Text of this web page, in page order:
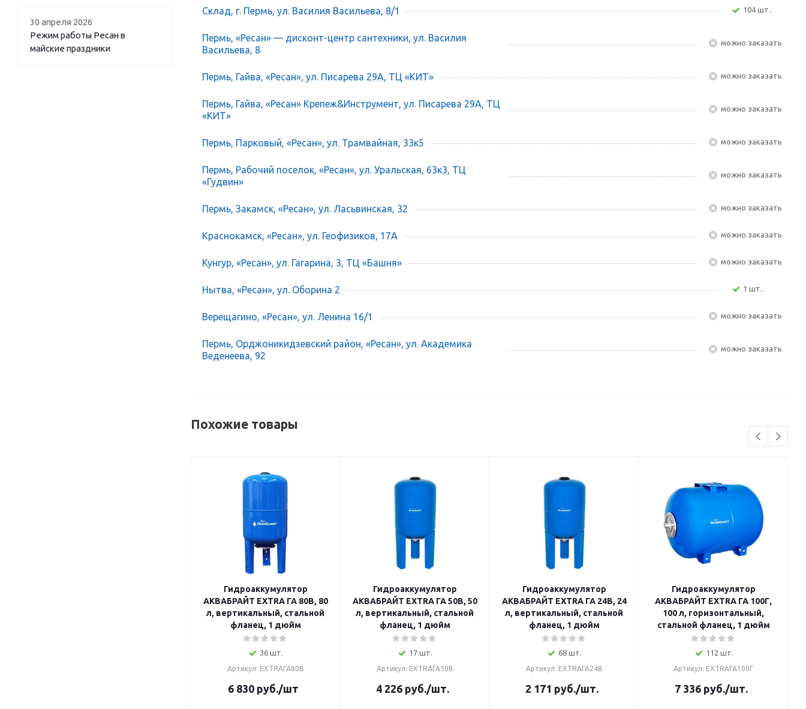
Склад, г. Пермь, ул. Василия Васильева, 8/1 104 шт..
Пермь, «Ресан» — дисконт-центр сантехники, ул. Василия
Васильева, 8
Можно заказать
Пермь, Гайва, «Ресан», ул. Писарева 29А, ТЦ «КИТ» Можно заказать
Пермь, Гайва, «Ресан» Крепеж&Инструмент, ул. Писарева 29А, ТЦ
«КИТ»
Можно заказать
Пермь, Парковый, «Ресан», ул. Трамвайная, 33к5 Можно заказать
Пермь, Рабочий поселок, «Ресан», ул. Уральская, 63к3, ТЦ
«Гудвин»
Можно заказать
Пермь, Закамск, «Ресан», ул. Ласьвинская, 32 Можно заказать
Краснокамск, «Ресан», ул. Геофизиков, 17А Можно заказать
Кунгур, «Ресан», ул. Гагарина, 3, ТЦ «Башня» Можно заказать
Нытва, «Ресан», ул. Оборина 2 1 шт..
Верещагино, «Ресан», ул. Ленина 16/1 Можно заказать
Пермь, Орджоникидзевский район, «Ресан», ул. Академика
Веденеева, 92
Можно заказать
Похожие товары
Гидроаккумулятор
АКВАБРАЙТ EXTRA ГА 80В, 80
л, вертикальный, стальной
фланец, 1 дюйм
36 шт.
Артикул: EXTRAГА80В
6 830 руб./шт
Гидроаккумулятор
АКВАБРАЙТ EXTRA ГА 50В, 50
л, вертикальный, стальной
фланец, 1 дюйм
17 шт.
Артикул: EXTRAГА50В
4 226 руб./шт.
Гидроаккумулятор
АКВАБРАЙТ EXTRA ГА 24В, 24
л, вертикальный, стальной
фланец, 1 дюйм
68 шт.
Артикул: EXTRAГА24В
2 171 руб./шт.
Гидроаккумулятор
АКВАБРАЙТ EXTRA ГА 100Г,
100 л, горизонтальный,
стальной фланец, 1 дюйм
112 шт.
Артикул: EXTRAГА100Г
7 336 руб./шт.
30 апреля 2026
Режим работы Ресан в
майские праздники